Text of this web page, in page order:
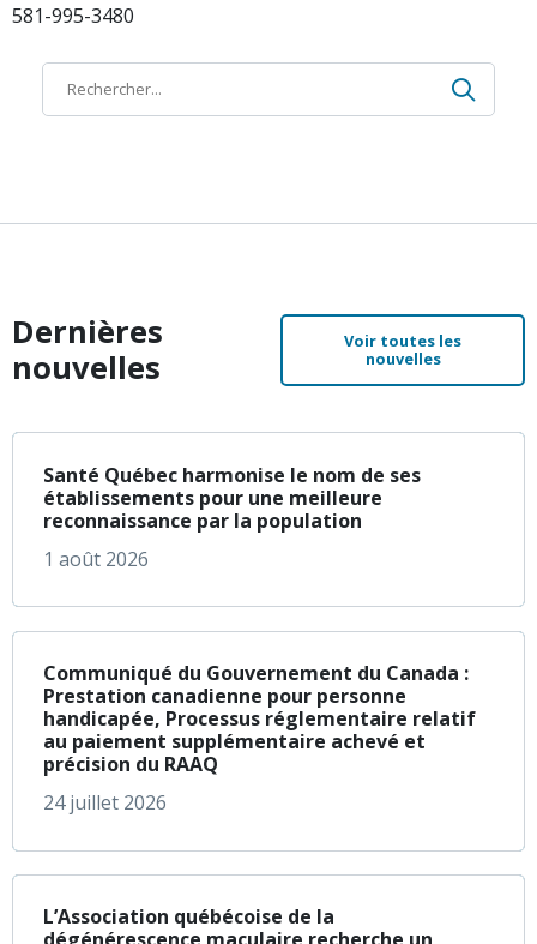
581-995-3480
Recherche
Dernières
nouvelles
Voir toutes les
nouvelles
Santé Québec harmonise le nom de ses
établissements pour une meilleure
reconnaissance par la population
1 août 2026
En savoir plusà propos de Santé
Communiqué du Gouvernement du Canada :
Prestation canadienne pour personne
handicapée, Processus réglementaire relatif
au paiement supplémentaire achevé et
précision du RAAQ
24 juillet 2026
En savoir plusà propos de
L’Association québécoise de la
En savoir plusà propos de